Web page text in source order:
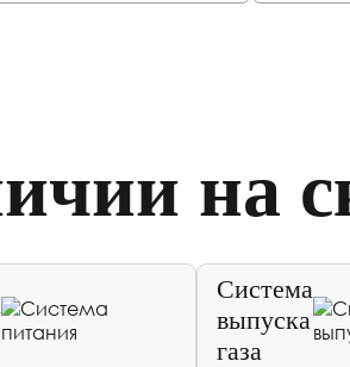
на
Система
выпуска
газа